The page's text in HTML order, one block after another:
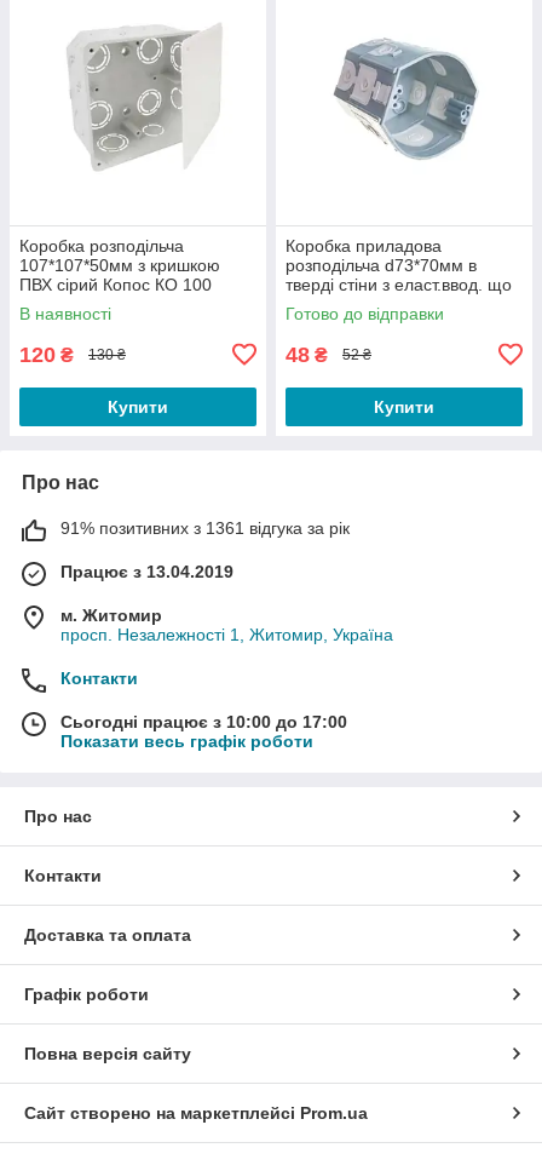
Коробка розподільча
107*107*50мм з кришкою
ПВХ сірий Копос КО 100
В наявності
120 ₴ 130 ₴
Купити
Коробка приладова
розподільча d73*70мм в
тверді стіни з еласт.ввод. що
з'єднуються ПВХ сіра Копос
KPR 68/D_KA
Готово до відправки
48 ₴ 52 ₴
Купити
Про нас
91% позитивних з 1361 відгука за рік
Працює з 13.04.2019
м. Житомир
просп. Незалежності 1, Житомир, Україна
Контакти
Сьогодні працює з 10:00 до 17:00
Показати весь графік роботи
Про нас
Контакти
Доставка та оплата
Графік роботи
Повна версія сайту
Сайт створено на маркетплейсі Prom.ua